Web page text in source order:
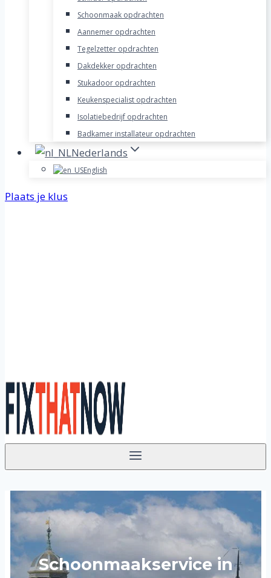
Schoonmaak opdrachten
Aannemer opdrachten
Tegelzetter opdrachten
Dakdekker opdrachten
Stukadoor opdrachten
Keukenspecialist opdrachten
Isolatiebedrijf opdrachten
Badkamer installateur opdrachten
Nederlands
English
Plaats je klus
Schoonmaakservice in